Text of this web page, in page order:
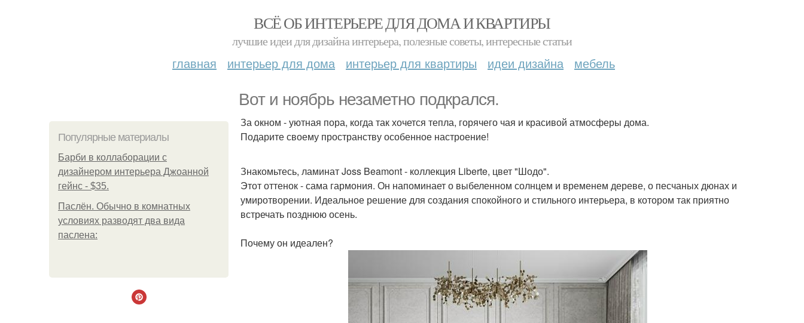
ВСЁ ОБ ИНТЕРЬЕРЕ ДЛЯ ДОМА И КВАРТИРЫ
лучшие идеи для дизайна интерьера, полезные советы, интересные статьи
главная интерьер для дома интерьер для квартиры идеи дизайна мебель
Вот и ноябрь незаметно подкрался.
Популярные материалы
Барби в коллаборации с
дизайнером интерьера Джоанной
гейнс - $35.
Паслён. Обычно в комнатных
условиях разводят два вида
паслена:
За окном - уютная пора, когда так хочется тепла, горячего чая и красивой атмосферы дома.
Подарите своему пространству особенное настроение!
Знакомьтесь, ламинат Joss Beamont - коллекция Liberte, цвет "Шодо".
Этот оттенок - сама гармония. Он напоминает о выбеленном солнцем и временем дереве, о песчаных дюнах и
умиротворении. Идеальное решение для создания спокойного и стильного интерьера, в котором так приятно
встречать позднюю осень.
Почему он идеален?